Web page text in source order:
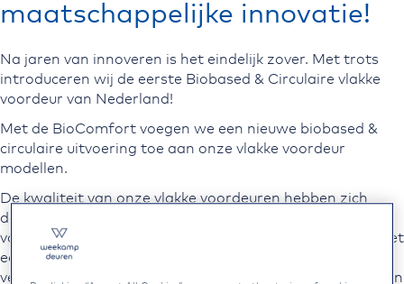
maatschappelijke innovatie!
Na jaren van innoveren is het eindelijk zover. Met trots
introduceren wij de eerste Biobased & Circulaire vlakke
voordeur van Nederland!
Met de BioComfort voegen we een nieuwe biobased &
circulaire uitvoering toe aan onze vlakke voordeur
modellen.
De kwaliteit van onze vlakke voordeuren hebben zich
door de jaren heen al dubbel en dwars bewezen. Ze zijn
volledig KOMO gecertificeerd, isolerend en afgewerkt met
een Tricoya toplaag. De BioComfort uitvoering bouwt
verder op deze basis en voegt hier een biobased vulling en